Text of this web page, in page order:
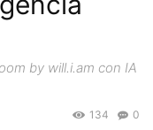
by will.i.am con IA
0
134